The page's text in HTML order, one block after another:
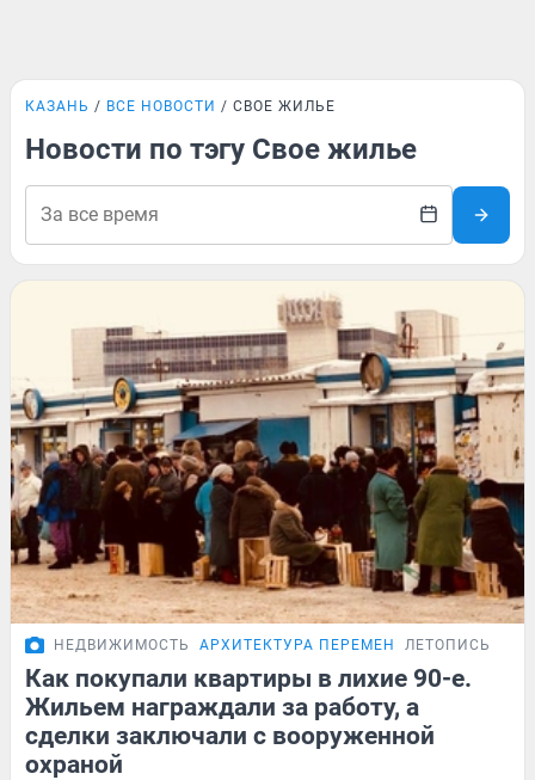
КАЗАНЬ ВСЕ НОВОСТИ СВОЕ ЖИЛЬЕ
Новости по тэгу Свое жилье
НЕДВИЖИМОСТЬ АРХИТЕКТУРА ПЕРЕМЕН ЛЕТОПИСЬ
Как покупали квартиры в лихие 90-е.
Жильем награждали за работу, а
сделки заключали с вооруженной
охраной